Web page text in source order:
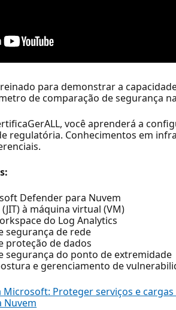
para demonstrar a
de comparação de segurança
você aprenderá a
regulatória. Conhecimentos em
Defender para Nuvem
à máquina virtual (VM)
do Log Analytics
segurança de rede
proteção de dados
segurança do ponto de extremidade
e gerenciamento de
Microsoft: Proteger serviços e
Nuvem